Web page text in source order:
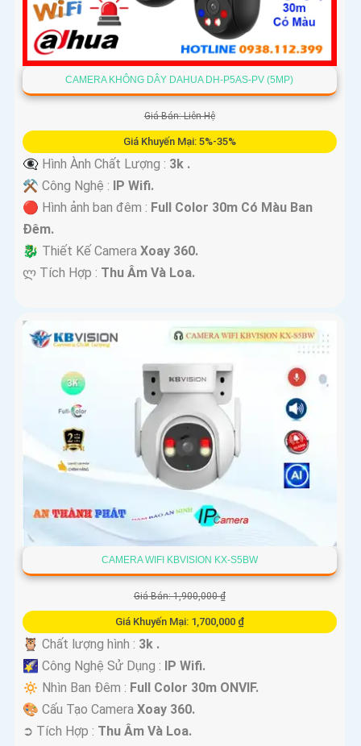
CAMERA KHÔNG DÂY DAHUA DH-P5AS-PV (5MP)
Giá Bán: Liên Hệ
Giá Khuyến Mại: 5%-35%
👁️‍🗨 Hình Ành Chất Lượng : 3k .
⚒ Công Nghệ : IP Wifi.
🔴 Hình ảnh ban đêm : Full Color 30m Có Màu Ban
Ðêm.
🐉️ Thiết Kế Camera Xoay 360.
️ლ Tích Hợp : Thu Âm Và Loa.
CAMERA WIFI KBVISION KX-S5BW
Giá Bán: 1,900,000 ₫
Giá Khuyến Mại: 1,700,000 ₫
🦉 Chất lượng hình : 3k .
🌠 Công Nghệ Sử Dụng :
IP Wifi.
🔅 Nhìn Ban Đêm : Full Color 30m ONVIF.
🎨 Cấu Tạo Camera Xoay 360.
️➲ Tích Hợp : Thu Âm Và Loa.